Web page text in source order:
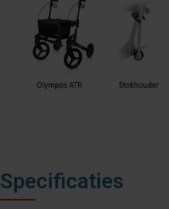
Specificaties